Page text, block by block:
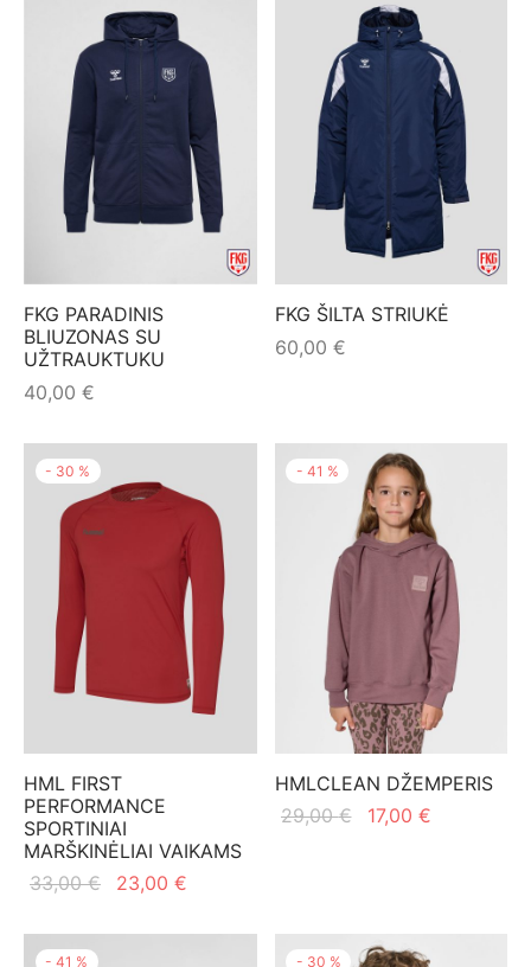
FKG PARADINIS
BLIUZONAS SU
UŽTRAUKTUKU
40,00 €
FKG ŠILTA STRIUKĖ
60,00 €
- 30 %
HML FIRST
PERFORMANCE
SPORTINIAI
MARŠKINĖLIAI VAIKAMS
33,00€
Original
was:
23,00 €
23,00 €.
- 41 %
HMLCLEAN DŽEMPERIS
29,00€
Original
17,00 €
- 41 % - 30 %